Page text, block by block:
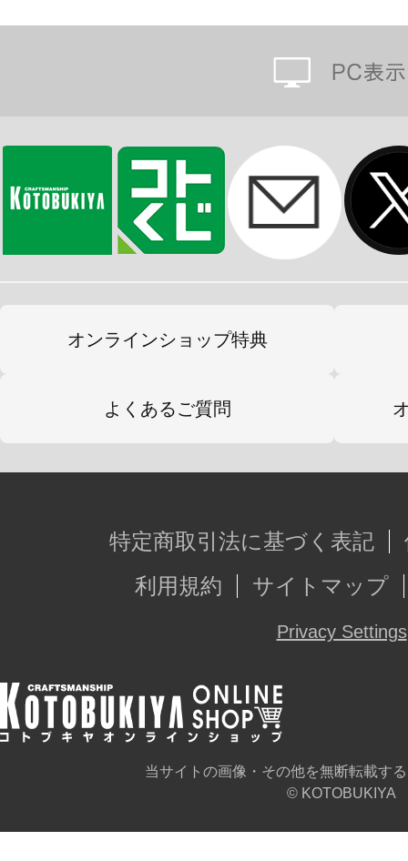
フレームアームズシリーズの武器、
今後発売予定のフレームアームズ・
部、脚部等の互換性も確保されてお
※画像は試作品です。実際の商品と
ます。また撮影用に塗装されており
※本製品はお客様ご自身で組み立て
オンラインショップ特典
よくあるご質問
特定商取引法に基づく表記
利用規約
サイトマップ
Privacy Settings
当サイトの画像・その他を無断転載す
© KOTOBUKIYA